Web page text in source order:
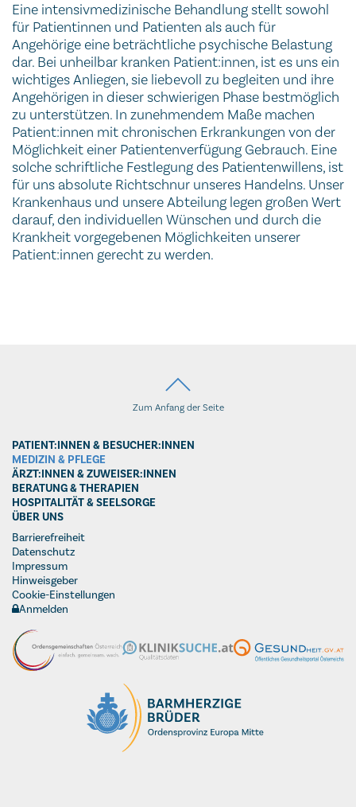
Eine intensivmedizinische Behandlung stellt sowohl
für Patientinnen und Patienten als auch für
Angehörige eine beträchtliche psychische Belastung
dar. Bei unheilbar kranken Patient:innen, ist es uns ein
wichtiges Anliegen, sie liebevoll zu begleiten und ihre
Angehörigen in dieser schwierigen Phase bestmöglich
zu unterstützen. In zunehmendem Maße machen
Patient:innen mit chronischen Erkrankungen von der
Möglichkeit einer Patientenverfügung Gebrauch. Eine
solche schriftliche Festlegung des Patientenwillens, ist
für uns absolute Richtschnur unseres Handelns. Unser
Krankenhaus und unsere Abteilung legen großen Wert
darauf, den individuellen Wünschen und durch die
Krankheit vorgegebenen Möglichkeiten unserer
Patient:innen gerecht zu werden.
Zum Anfang der Seite
PATIENT:INNEN & BESUCHER:INNEN
MEDIZIN & PFLEGE
ÄRZT:INNEN & ZUWEISER:INNEN
BERATUNG & THERAPIEN
HOSPITALITÄT & SEELSORGE
ÜBER UNS
Barrierefreiheit
Datenschutz
Impressum
Hinweisgeber
Cookie-Einstellungen
Anmelden